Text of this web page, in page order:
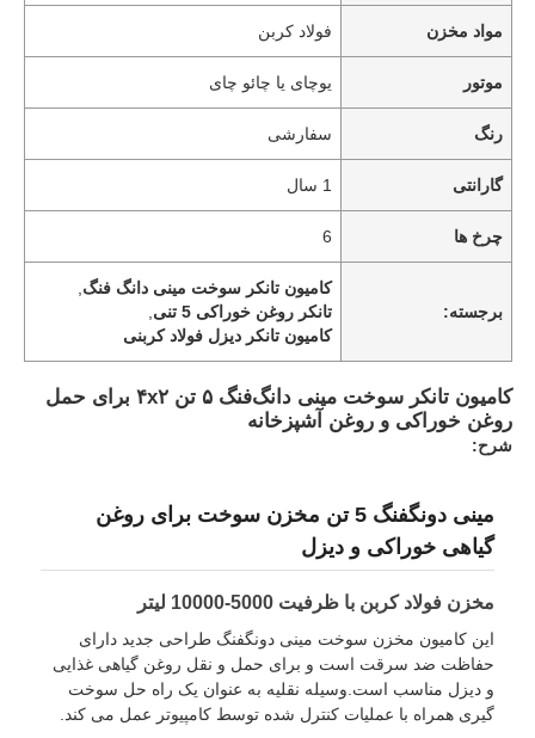
خانه
محصولات
دربارهی ما
تماس با ما
همه موارد
درخواست نقل قول
نیمه تریلر تانک
مواد مخزن فولاد کربن
موتور یوچای یا چائو چای
رنگ سفارشی
گارانتی 1 سال
چرخ ها 6
برجسته:
کامیون تانکر سوخت مینی دانگ فنگ
تانکر روغن خوراکی 5 تنی
کامیون تانکر دیزل فولاد کربنی
کامیون تانکر سوخت مینی دانگ‌فنگ ۵ تن ۴x۲ برای حمل
روغن خوراکی و روغن آشپزخانه
شرح:
مینی دونگفنگ 5 تن مخزن سوخت برای روغن
گیاهی خوراکی و دیزل
مخزن فولاد کربن با ظرفیت 5000-10000 لیتر
این کامیون مخزن سوخت مینی دونگفنگ طراحی جدید دارای
حفاظت ضد سرقت است و برای حمل و نقل روغن گیاهی غذایی
و دیزل مناسب است.وسیله نقلیه به عنوان یک راه حل سوخت
گیری همراه با عملیات کنترل شده توسط کامپیوتر عمل می کند.